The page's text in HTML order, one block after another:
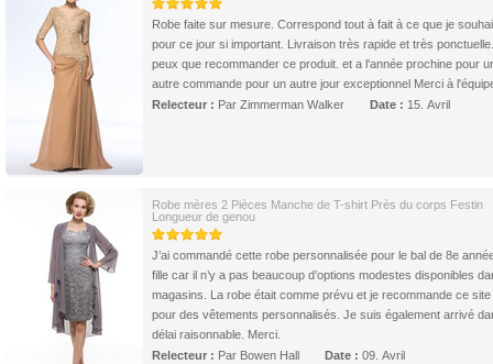
Robe faite sur mesure. Correspond tout à fait à ce que je
pour ce jour si important. Livraison très rapide et très
peux que recommander ce produit. et a l'année prochine pour
autre commande pour un autre jour exceptionnel Merci à
Relecteur : Par Zimmerman Walker Date : 15. Avril
Robe mères 2 Pièces Manche de T-shirt Près du corps Festin
Longueur de genou
J’ai commandé cette robe personnalisée pour le bal de 8e
fille car il n’y a pas beaucoup d’options modestes disponibles
magasins. La robe était comme prévu et je recommande ce site
pour des vêtements personnalisés. Je suis également arrivé
délai raisonnable. Merci.
Relecteur : Par Bowen Hall Date : 09. Avril